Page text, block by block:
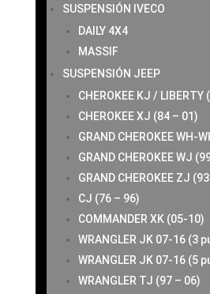
SUSPENSIÓN IVECO
DAILY 4X4
MASSIF
SUSPENSIÓN JEEP
CHEROKEE KJ / LIBERTY
CHEROKEE XJ (84 – 01)
GRAND CHEROKEE WH-
GRAND CHEROKEE WJ
GRAND CHEROKEE ZJ
CJ (76 – 96)
COMMANDER XK (05-10)
WRANGLER JK 07-16 (3
WRANGLER JK 07-16 (5
WRANGLER TJ (97 – 06)